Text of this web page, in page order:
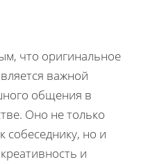
что оригинальное
важной
общения в
Оно не только
собеседнику, но и
и